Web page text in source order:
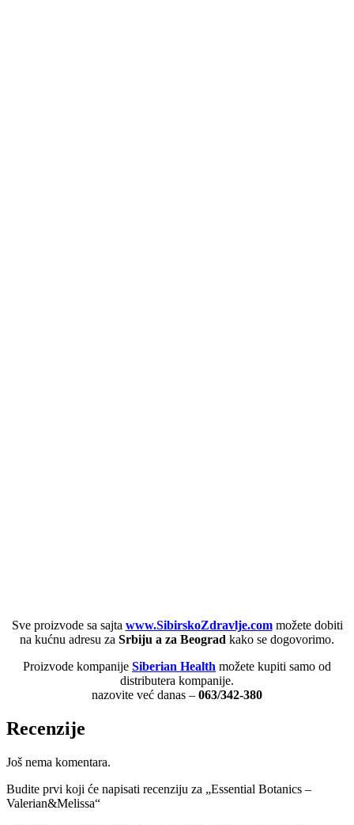
Sve proizvode sa sajta www.SibirskoZdravlje.commožete dobiti
na kućnu adresu za Srbiju a za Beograd kako se dogovorimo.
Proizvode kompanije Siberian Health možete kupiti samo od
distributera kompanije.
nazovite već danas – 063/342-380
Recenzije
Još nema komentara.
Budite prvi koji će napisati recenziju za „Essential Botanics –
Valerian&Melissa“